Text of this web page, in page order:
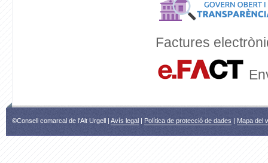
Factures
©Consell comarcal de l'Alt Urgell | Avís legal | Política de protecció de dades | Mapa del